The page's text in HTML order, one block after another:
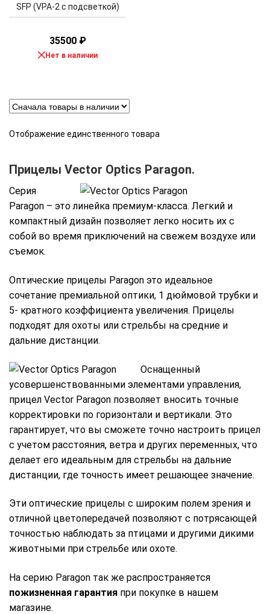
SFP (VPA-2 с подсветкой)
35500 ₽
Нет в наличии
Отображение единственного товара
Прицелы Vector Optics Paragon.
Серия
Paragon – это линейка премиум-класса. Легкий и
компактный дизайн позволяет легко носить их с
собой во время приключений на свежем воздухе или
съемок.
Оптические прицелы Paragon это идеальное
сочетание премиальной оптики, 1 дюймовой трубки и
5- кратного коэффициента увеличения. Прицелы
подходят для охоты или стрельбы на средние и
дальние дистанции.
Оснащенный
усовершенствованными элементами управления,
прицел Vector Paragon позволяет вносить точные
корректировки по горизонтали и вертикали. Это
гарантирует, что вы сможете точно настроить прицел
с учетом расстояния, ветра и других переменных, что
делает его идеальным для стрельбы на дальние
дистанции, где точность имеет решающее значение.
Эти оптические прицелы с широким полем зрения и
отличной цветопередачей позволяют с потрясающей
точностью наблюдать за птицами и другими дикими
животными при стрельбе или охоте.
На серию Paragon так же распространяется
пожизненная гарантия при покупке в нашем
магазине.